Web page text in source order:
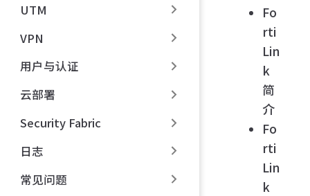
UTM
VPN
用户与认证
云部署
Security Fabric
日志
常见问题
Fo
rti
Lin
k
简
介
Fo
rti
Lin
k